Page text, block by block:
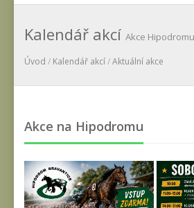
Kalendář akcí Akce
Úvod / Kalendář akcí/Aktuální akce
Akce na Hipodromu